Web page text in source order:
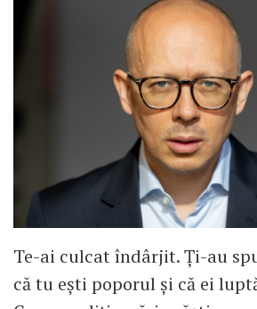
Te-ai culcat îndârjit. Ți-au
că tu ești poporul și că ei